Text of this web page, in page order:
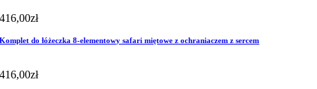
416,00zł
Komplet do łóżeczka 8-elementowy safari miętowe z ochraniaczem z sercem
416,00zł